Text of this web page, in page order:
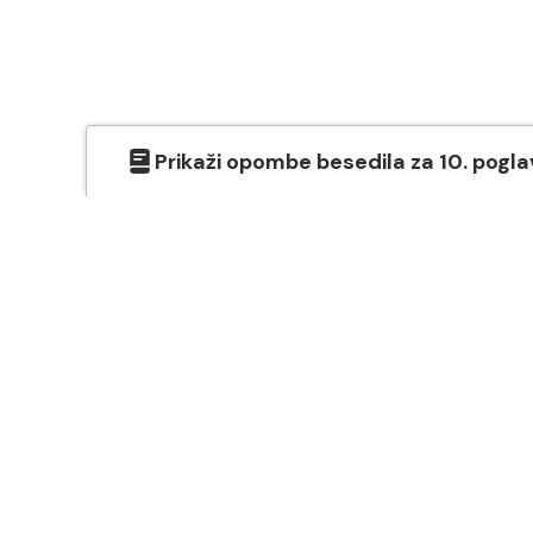
Prikaži opombe besedila za 10.